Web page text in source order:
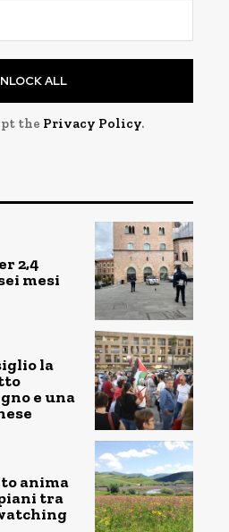
ALL
the Privacy Policy.
2,4
mesi
la
e una
anima
tra